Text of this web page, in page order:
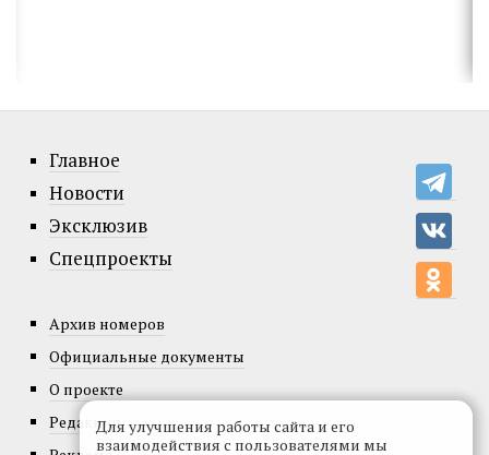
Главное
Новости
Эксклюзив
Спецпроекты
Архив номеров
Официальные документы
О проекте
РедакцияДля улучшения работы сайта и его
взаимодействия с пользователями мы